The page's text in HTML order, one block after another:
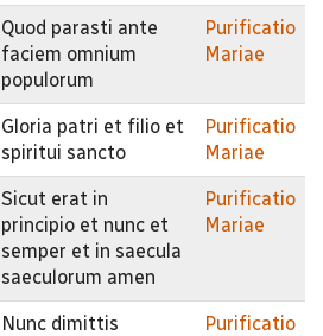
Quod parasti ante
faciem omnium
populorum
Purificatio
Mariae
Gloria patri et filio et
spiritui sancto
Purificatio
Mariae
Sicut erat in
principio et nunc et
semper et in saecula
saeculorum amen
Purificatio
Mariae
Nunc dimittis
Purificatio